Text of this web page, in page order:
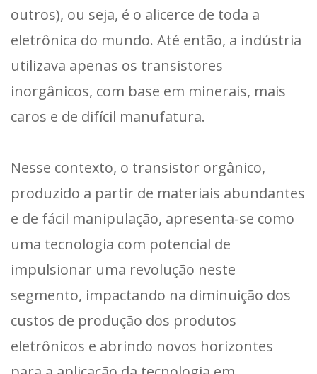
outros), ou seja, é o alicerce de toda a
eletrônica do mundo. Até então, a indústria
utilizava apenas os transistores
inorgânicos, com base em minerais, mais
caros e de difícil manufatura.
Nesse contexto, o transistor orgânico,
produzido a partir de materiais abundantes
e de fácil manipulação, apresenta-se como
uma tecnologia com potencial de
impulsionar uma revolução neste
segmento, impactando na diminuição dos
custos de produção dos produtos
eletrônicos e abrindo novos horizontes